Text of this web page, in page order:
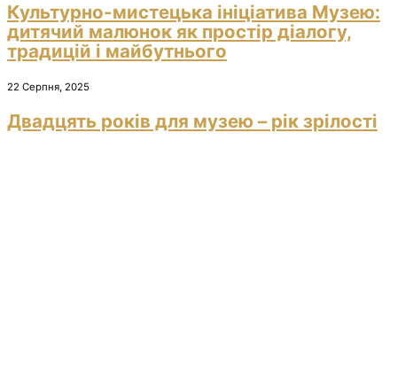
Культурно-мистецька ініціатива Музею:
дитячий малюнок як простір діалогу,
традицій і майбутнього
22 Серпня, 2025
Двадцять років для музею – рік зрілості